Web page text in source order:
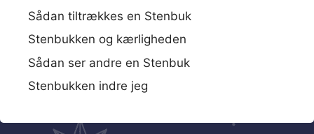
Sådan tiltrækkes en Stenbuk
Stenbukken og kærligheden
Sådan ser andre en Stenbuk
Stenbukken indre jeg